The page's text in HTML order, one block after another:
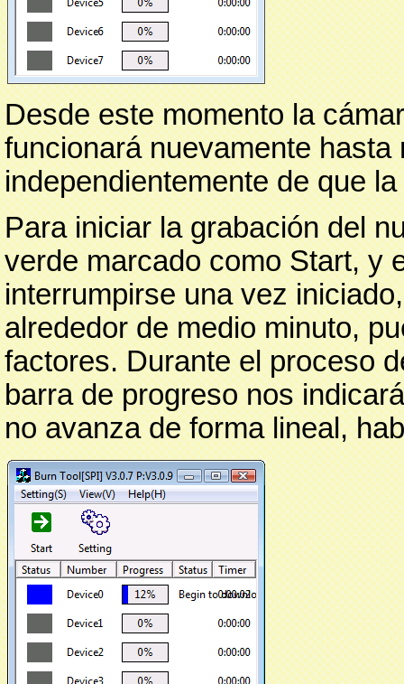
Desde este momento la
funcionará nuevamente hasta
independientemente de que
Para iniciar la grabación del
verde marcado como Start, y
interrumpirse una vez
alrededor de medio minuto,
factores. Durante el proceso
barra de progreso nos
no avanza de forma lineal,